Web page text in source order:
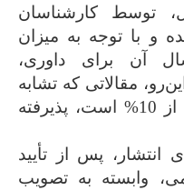
توسط کارشناسان
و با توجه به میزان
آن برای داوری،
مقالاتی که تشابه
آن با مقالات دیگر بیش از 10% است، پذیرفته
انتشار، پس از تأیید
وابسته به تصویب